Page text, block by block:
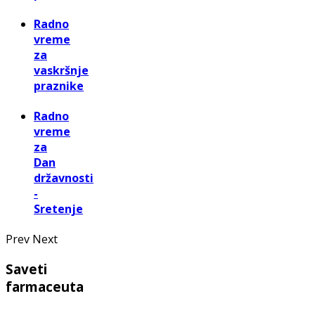
Radno
vreme
za
vaskršnje
praznike
Radno
vreme
za
Dan
državnosti
-
Sretenje
Prev Next
Saveti
farmaceuta